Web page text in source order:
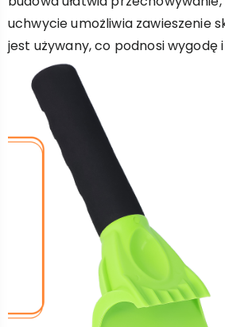
uchwycie umożliwia zawieszenie
jest używany, co podnosi wygodę